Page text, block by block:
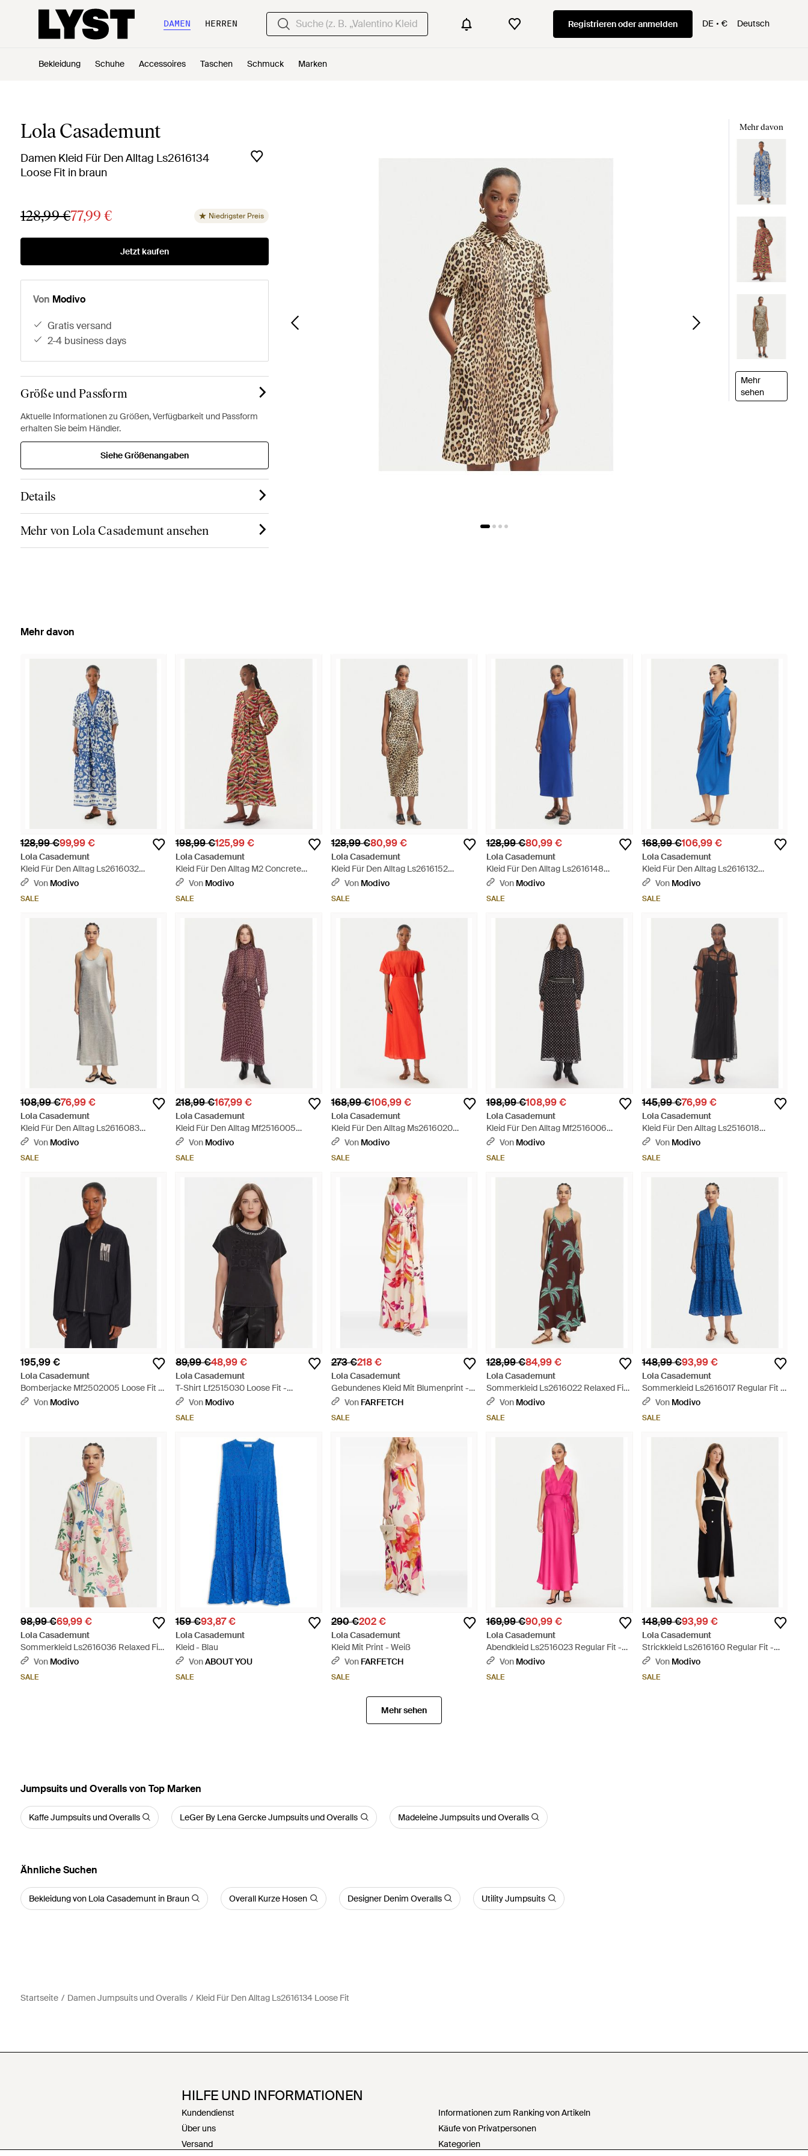
DAMEN HERREN Registrieren oder anmelden DE € Deutsch
Bekleidung Schuhe Accessoires Taschen Schmuck Marken
Lola Casademunt
Damen Kleid Für Den Alltag Ls2616134
Loose Fit in braun
128,99 €77,99 € Niedrigster Preis
Jetzt kaufen
Von Modivo
gratis versand
2-4 business days
Größe und Passform
Aktuelle Informationen zu Größen, Verfügbarkeit und Passform
erhalten Sie beim Händler.
Siehe Größenangaben
Details
Mehr von Lola Casademunt ansehen
Mehr davon
Mehr
sehen
Mehr davon
128,99 €99,99 €
Lola Casademunt
Kleid Für Den Alltag Ls2616032
Regular Fit - Blau
Von Modivo
SALE
198,99 €125,99 €
Lola Casademunt
Kleid Für Den Alltag M2 Concrete
Jungle Ms2616022 Regular Fit - Rot
Von Modivo
SALE
128,99 €80,99 €
Lola Casademunt
Kleid Für Den Alltag Ls2616152
Regular Fit - Braun
Von Modivo
SALE
128,99 €80,99 €
Lola Casademunt
Kleid Für Den Alltag Ls2616148
Regular Fit - Blau
Von Modivo
SALE
168,99 €106,99 €
Lola Casademunt
Kleid Für Den Alltag Ls2616132
Regular Fit - Blau
Von Modivo
SALE
108,99 €76,99 €
Lola Casademunt
Kleid Für Den Alltag Ls2616083
Regular Fit - Weiß
Von Modivo
SALE
218,99 €167,99 €
Lola Casademunt
Kleid Für Den Alltag Mf2516005
Regular Fit - Rot
Von Modivo
SALE
168,99 €106,99 €
Lola Casademunt
Kleid Für Den Alltag Ms2616020
Regular Fit - Rot
Von Modivo
SALE
198,99 €108,99 €
Lola Casademunt
Kleid Für Den Alltag Mf2516006
Regular Fit - Schwarz
Von Modivo
SALE
145,99 €76,99 €
Lola Casademunt
Kleid Für Den Alltag Ls2516018
Regular Fit - Schwarz
Von Modivo
SALE
195,99 €
Lola Casademunt
Bomberjacke Mf2502005 Loose Fit -
Schwarz
Von Modivo
89,99 €48,99 €
Lola Casademunt
T-Shirt Lf2515030 Loose Fit -
Schwarz
Von Modivo
SALE
273 €218 €
Lola Casademunt
Gebundenes Kleid Mit Blumenprint -
WeißVon FARFETCH
SALE
128,99 €84,99 €
Lola Casademunt
Sommerkleid Ls2616022 Relaxed Fit -
Braun
Von Modivo
SALE
148,99 €93,99 €
Lola Casademunt
Sommerkleid Ls2616017 Regular Fit -
BlauVon Modivo
SALE
98,99 €69,99 €
Lola Casademunt
Sommerkleid Ls2616036 Relaxed Fit
- Mehrfarbig
Von Modivo
SALE
159 €93,87 €
Lola Casademunt
Kleid - Blau
VonABOUT YOU
SALE
290 €202 €
Lola Casademunt
Kleid Mit Print - Weiß
Von FARFETCH
SALE
169,99 €90,99 €
Lola Casademunt
Abendkleid Ls2516023 Regular Fit -
PinkVon Modivo
SALE
148,99 €93,99 €
Lola Casademunt
Strickkleid Ls2616160 Regular Fit -
Schwarz
Von Modivo
SALE
Mehr sehen
Jumpsuits und Overalls von Top Marken
Kaffe Jumpsuits und Overalls LeGer By Lena Gercke Jumpsuits und Overalls Madeleine Jumpsuits und Overalls
Ähnliche Suchen
Bekleidung von Lola Casademunt in Braun Overall Kurze Hosen Designer Denim Overalls Utility Jumpsuits
Startseite Damen Jumpsuits und Overalls Kleid Für Den Alltag Ls2616134 Loose Fit
HILFE UND INFORMATIONEN
Kundendienst
Über uns
Versand
Informationen zum Ranking von Artikeln
Käufe von Privatpersonen
Kategorien